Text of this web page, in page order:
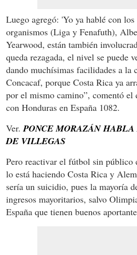
Luego agregó: 'Yo ya hablé con los
organismos (Liga y Fenafuth),
Yearwood, están también
queda rezagada, el nivel se puede
dando muchísimas facilidades a la
Concacaf, porque Costa Rica ya
por el mismo camino”, comentó el
con Honduras en España 1082.
Ver.PONCE MORAZÁN HABLA
DE VILLEGAS
Pero reactivar el fútbol sin público
lo está haciendo Costa Rica y
sería un suicidio, pues la mayoría
ingresos mayoritarios, salvo
España que tienen buenos